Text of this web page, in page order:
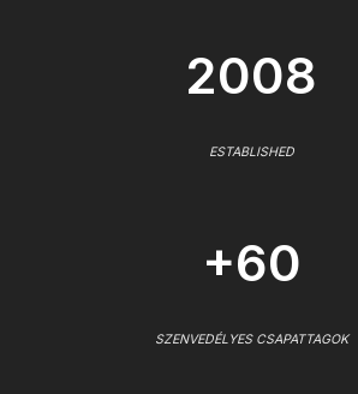
2008
ESTABLISHED
+60
SZENVEDÉLYES CSAPATTAGOK